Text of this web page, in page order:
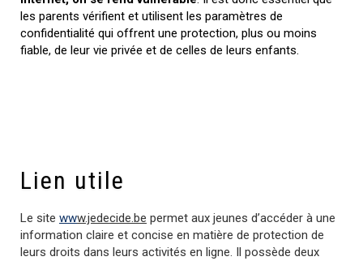
les parents vérifient et utilisent les paramètres de
confidentialité qui offrent une protection, plus ou moins
fiable, de leur vie privée et de celles de leurs enfants.
Lien utile
Le site www.jedecide.be permet aux jeunes d’accéder à une
information claire et concise en matière de protection de
leurs droits dans leurs activités en ligne. Il possède deux